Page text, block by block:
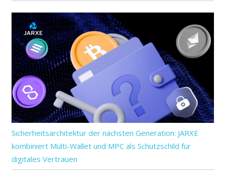
Sicherheitsarchitektur der nächsten Generation: JARXE
kombiniert Multi-Wallet und MPC als Schutzschild für
digitales Vertrauen